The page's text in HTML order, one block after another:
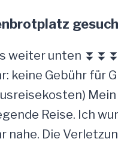
weiter unten
keine Gebühr für
Reise. Ich
nahe. Die